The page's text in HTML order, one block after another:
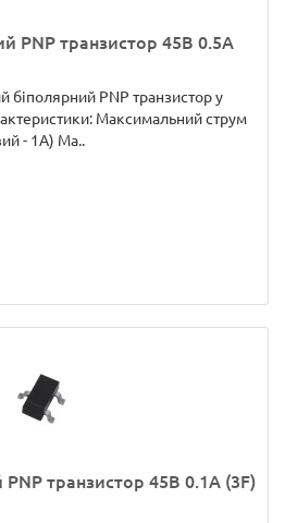
PNP транзистор 45В 0.5А
біполярний PNP транзистор у
Максимальний струм
- 1А) Ма..
PNP транзистор 45В 0.1А (3F)